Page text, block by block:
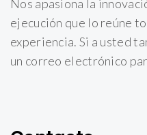
Nos apasiona la
ejecución que lo reúne
experiencia. Si a usted
un correo electrónico